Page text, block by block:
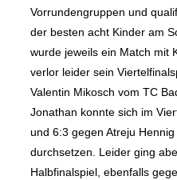
Vorrundengruppen und
der besten acht Kinder am
wurde jeweils ein Match mit
verlor leider sein
Valentin Mikosch vom TC
Jonathan konnte sich im
und 6:3 gegen Atreju
durchsetzen. Leider ging
Halbfinalspiel, ebenfalls